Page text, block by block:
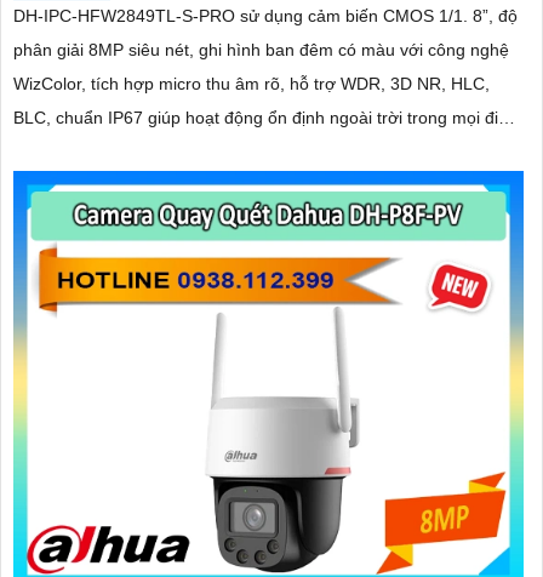
DH-IPC-HFW2849TL-S-PRO sử dụng cảm biến CMOS 1/1. 8”, độ
phân giải 8MP siêu nét, ghi hình ban đêm có màu với công nghệ
WizColor, tích hợp micro thu âm rõ, hỗ trợ WDR, 3D NR, HLC,
BLC, chuẩn IP67 giúp hoạt động ổn định ngoài trời trong mọi điều